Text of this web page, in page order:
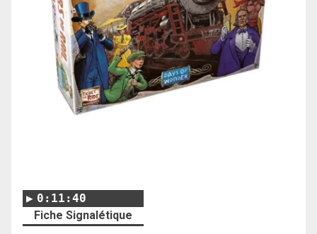
0:11:40
Fiche Signalétique